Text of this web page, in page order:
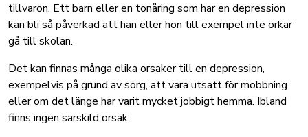
tillvaron. Ett barn eller en tonåring som har en depression
kan bli så påverkad att han eller hon till exempel inte orkar
gå till skolan.
Det kan finnas många olika orsaker till en depression,
exempelvis på grund av sorg, att vara utsatt för mobbning
eller om det länge har varit mycket jobbigt hemma. Ibland
finns ingen särskild orsak.